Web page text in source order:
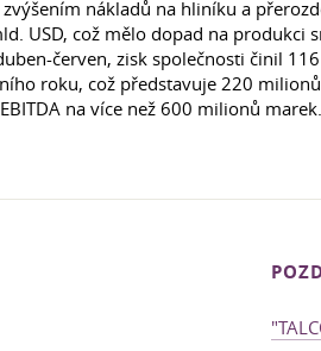
nákladů na hliníku a
USD, což mělo dopad na produkci
červen, zisk společnosti činil
roku, což představuje 220
na více než 600 milionů